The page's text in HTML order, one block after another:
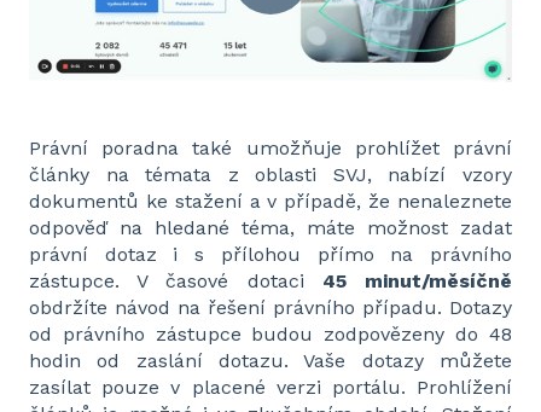
Právní poradna také umožňuje prohlížet právní
články na témata z oblasti SVJ, nabízí vzory
dokumentů ke stažení a v případě, že nenaleznete
odpověď na hledané téma, máte možnost zadat
právní dotaz i s přílohou přímo na právního
zástupce. V časové dotaci 45 minut/měsíčně
obdržíte návod na řešení právního případu. Dotazy
od právního zástupce budou zodpovězeny do 48
hodin od zaslání dotazu. Vaše dotazy můžete
zasílat pouze v placené verzi portálu. Prohlížení